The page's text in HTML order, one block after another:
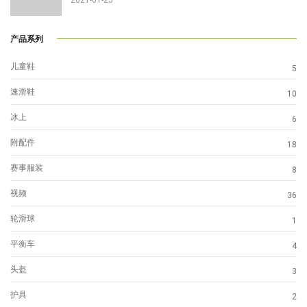
产品系列
儿童鞋 5
速滑鞋 10
冰上 6
附配件 18
赛事服装 8
视频 36
轮滑球 1
平衡车 4
头盔 3
护具 2